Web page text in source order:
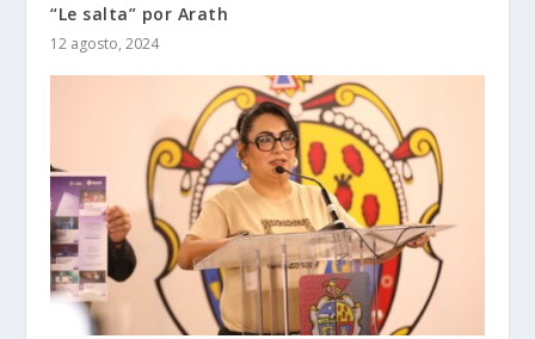
“Le salta” por Arath
12 agosto, 2024